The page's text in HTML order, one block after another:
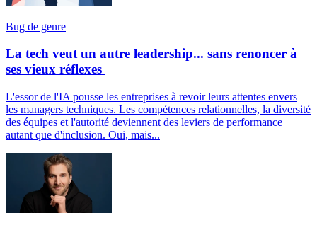
Bug de genre
La tech veut un autre leadership... sans renoncer à
ses vieux réflexes
L'essor de l'IA pousse les entreprises à revoir leurs attentes envers
les managers techniques. Les compétences relationnelles, la diversité
des équipes et l'autorité deviennent des leviers de performance
autant que d'inclusion. Oui, mais...